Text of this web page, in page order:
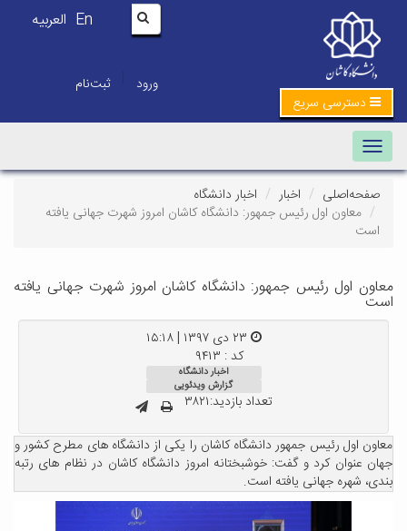
En العربیه
ورود | ثبت‌نام
دسترسی سریع
Toggle navigation
صفحه‌اصلی اخبار
اخبار دانشگاه
معاون اول رئیس جمهور: دانشگاه کاشان امروز شهرت جهانی یافته
است
معاون اول رئیس جمهور: دانشگاه کاشان امروز شهرت جهانی یافته
است
کد : ۹۴۱۳
اخبار دانشگاه
گزارش ویدئویی
تعداد بازدید:۳۸۲۱
معاون اول رئیس جمهور دانشگاه کاشان را یکی از دانشگاه های مطرح کشور و
جهان عنوان کرد و گفت: خوشبختانه امروز دانشگاه کاشان در نظام های رتبه
بندی، شهره جهانی یافته است.